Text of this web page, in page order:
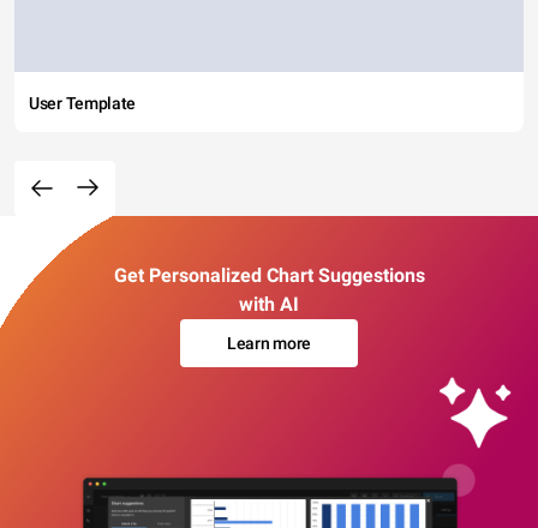
User Template
Get Personalized Chart Suggestions
with AI
Learn more